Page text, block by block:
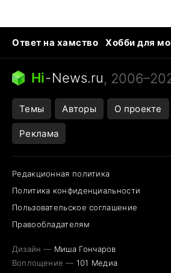
Ответ на хамство
Хобби для
Бензин 100 vs 95
Тунцы в
Следующая пандемия
Hi-News.ru,
Темы Авторы О проекте
Реклама
Редакционная политика
Политика конфиденциальности
Пользовательское соглашение
Правообладателям
Дизайн — Миша Гончаров
Воплощение — 101 Медиа